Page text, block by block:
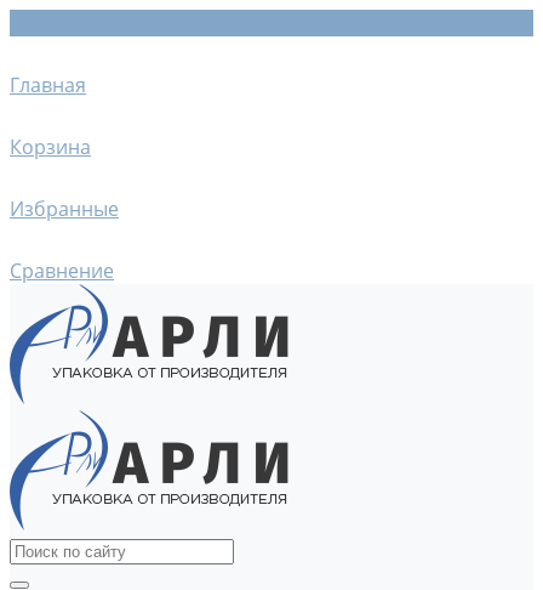
Главная
Корзина
Избранные
Сравнение